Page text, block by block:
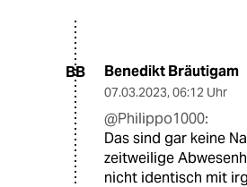
BB Benedikt Bräutigam
07.03.2023, 06:12 Uhr
@Philippo1000:
Das sind gar keine
zeitweilige
nicht identisch mit